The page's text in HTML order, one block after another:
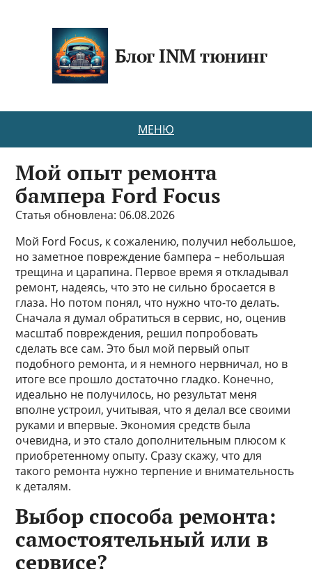
Блог INM тюнинг
МЕНЮ
Мой опыт ремонта
бампера Ford Focus
Статья обновлена: 06.08.2026
Мой Ford Focus, к сожалению, получил небольшое,
но заметное повреждение бампера – небольшая
трещина и царапина. Первое время я откладывал
ремонт, надеясь, что это не сильно бросается в
глаза. Но потом понял, что нужно что-то делать.
Сначала я думал обратиться в сервис, но, оценив
масштаб повреждения, решил попробовать
сделать все сам. Это был мой первый опыт
подобного ремонта, и я немного нервничал, но в
итоге все прошло достаточно гладко. Конечно,
идеально не получилось, но результат меня
вполне устроил, учитывая, что я делал все своими
руками и впервые. Экономия средств была
очевидна, и это стало дополнительным плюсом к
приобретенному опыту. Сразу скажу, что для
такого ремонта нужно терпение и внимательность
к деталям.
Выбор способа ремонта:
самостоятельный или в
сервисе?